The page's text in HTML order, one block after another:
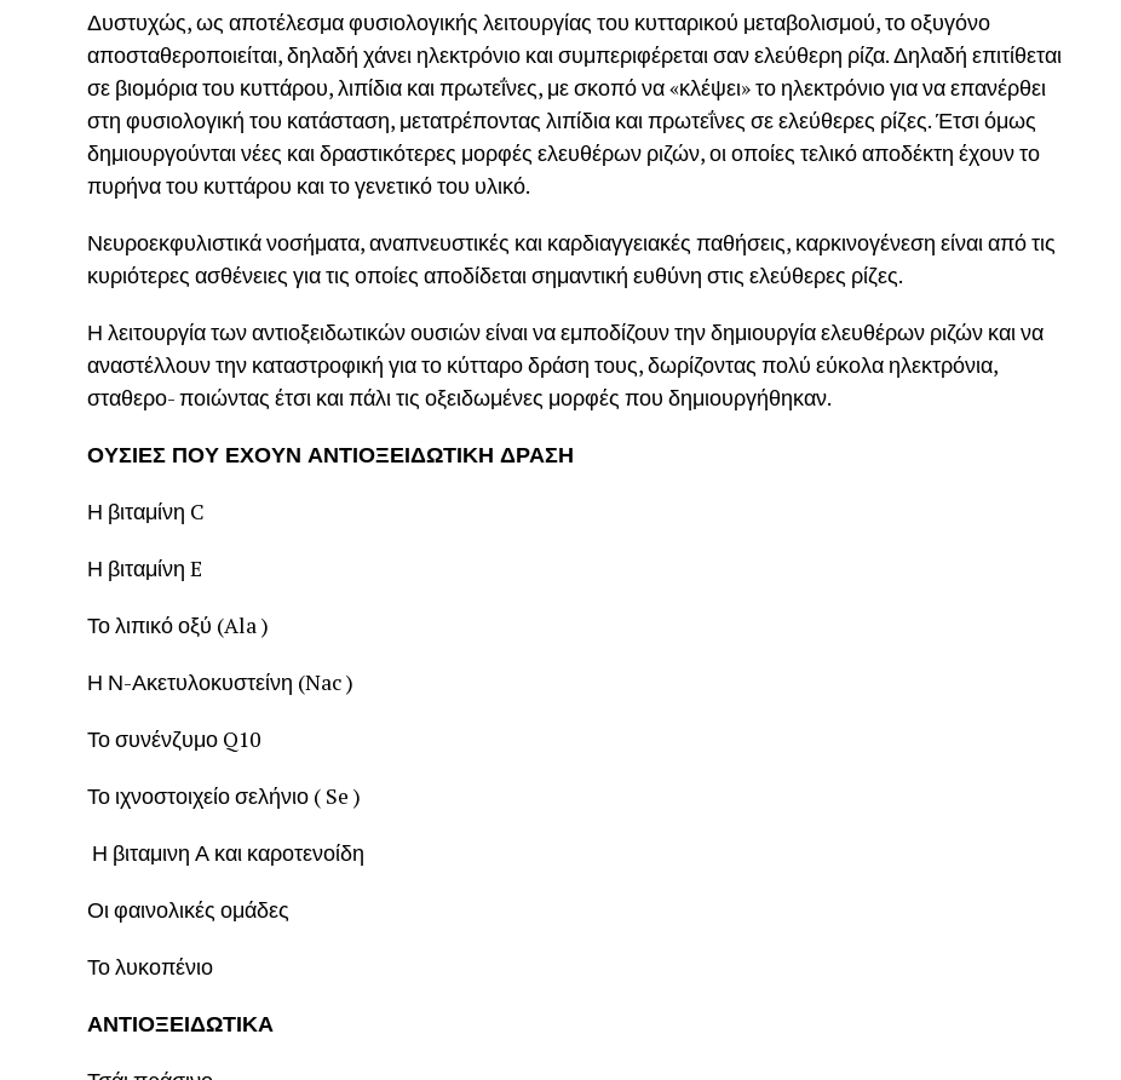
Δυστυχώς, ως αποτέλεσμα φυσιολογικής λειτουργίας του κυτταρικού μεταβολισμού, το οξυγόνο
αποσταθεροποιείται, δηλαδή χάνει ηλεκτρόνιο και συμπεριφέρεται σαν ελεύθερη ρίζα. Δηλαδή επιτίθεται
σε βιομόρια του κυττάρου, λιπίδια και πρωτεΐνες, με σκοπό να «κλέψει» το ηλεκτρόνιο για να επανέρθει
στη φυσιολογική του κατάσταση, μετατρέποντας λιπίδια και πρωτεΐνες σε ελεύθερες ρίζες. Έτσι όμως
δημιουργούνται νέες και δραστικότερες μορφές ελευθέρων ριζών, οι οποίες τελικό αποδέκτη έχουν το
πυρήνα του κυττάρου και το γενετικό του υλικό.
Νευροεκφυλιστικά νοσήματα, αναπνευστικές και καρδιαγγειακές παθήσεις, καρκινογένεση είναι από τις
κυριότερες ασθένειες για τις οποίες αποδίδεται σημαντική ευθύνη στις ελεύθερες ρίζες.
Η λειτουργία των αντιοξειδωτικών ουσιών είναι να εμποδίζουν την δημιουργία ελευθέρων ριζών και να
αναστέλλουν την καταστροφική για το κύτταρο δράση τους, δωρίζοντας πολύ εύκολα ηλεκτρόνια,
σταθερο- ποιώντας έτσι και πάλι τις οξειδωμένες μορφές που δημιουργήθηκαν.
ΟΥΣΙΕΣ ΠΟΥ ΕΧΟΥΝ ΑΝΤΙΟΞΕΙΔΩΤΙΚΗ ΔΡΑΣΗ
Η βιταμίνη C
Η βιταμίνη E
Το λιπικό οξύ (Ala )
Η Ν-Ακετυλοκυστείνη (Nac )
Το συνένζυμο Q10
Το ιχνοστοιχείο σελήνιο ( Se )
Η βιταμινη Α και καροτενοίδη
Οι φαινολικές ομάδες
Το λυκοπένιο
ΑΝΤΙΟΞΕΙΔΩΤΙΚΑ